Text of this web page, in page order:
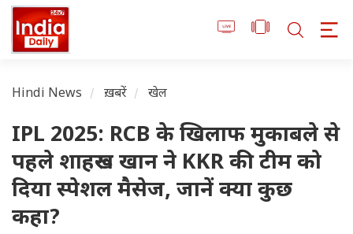
Hindi News ख़बरें खेल
IPL 2025: RCB के खिलाफ मुकाबले से
पहले शाहरूख खान ने KKR की टीम को
दिया स्पेशल मैसेज, जानें क्या कुछ
कहा?